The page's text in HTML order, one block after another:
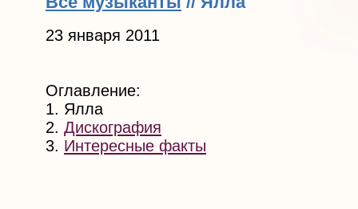
23 января 2011
Оглавление:
1. Ялла
2. Дискография
3. Интересные факты